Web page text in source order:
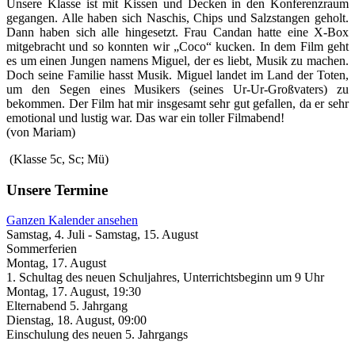
Unsere Klasse ist mit Kissen und Decken in den Konferenzraum
gegangen. Alle haben sich Naschis, Chips und Salzstangen geholt.
Dann haben sich alle hingesetzt. Frau Candan hatte eine X-Box
mitgebracht und so konnten wir „Coco“ kucken. In dem Film geht
es um einen Jungen namens Miguel, der es liebt, Musik zu machen.
Doch seine Familie hasst Musik. Miguel landet im Land der Toten,
um den Segen eines Musikers (seines Ur-Ur-Großvaters) zu
bekommen. Der Film hat mir insgesamt sehr gut gefallen, da er sehr
emotional und lustig war. Das war ein toller Filmabend!
(von Mariam)
(Klasse 5c, Sc; Mü)
Unsere Termine
Ganzen Kalender ansehen
Samstag, 4. Juli - Samstag, 15. August
Sommerferien
Montag, 17. August
1. Schultag des neuen Schuljahres, Unterrichtsbeginn um 9 Uhr
Montag, 17. August, 19:30
Elternabend 5. Jahrgang
Dienstag, 18. August, 09:00
Einschulung des neuen 5. Jahrgangs